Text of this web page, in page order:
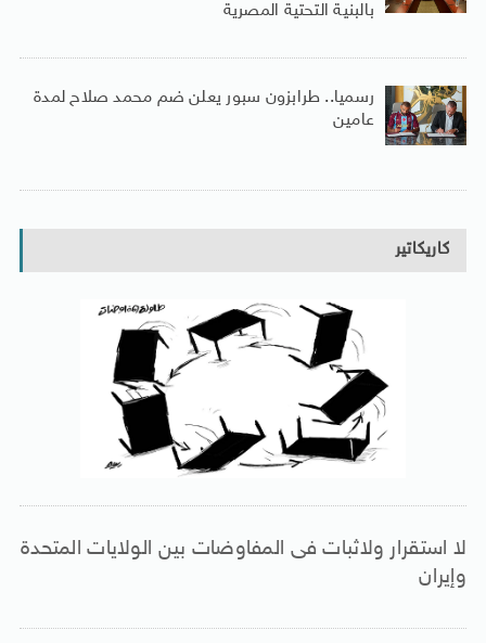
بالبنية التحتية المصرية
رسميا.. طرابزون سبور يعلن ضم محمد صلاح لمدة
عامين
كاريكاتير
لا استقرار ولاثبات فى المفاوضات بين الولايات المتحدة
وإيران